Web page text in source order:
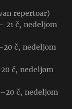
repertoar)
21 č, nedeljom
č, nedeljom
č, nedeljom
č, nedeljom